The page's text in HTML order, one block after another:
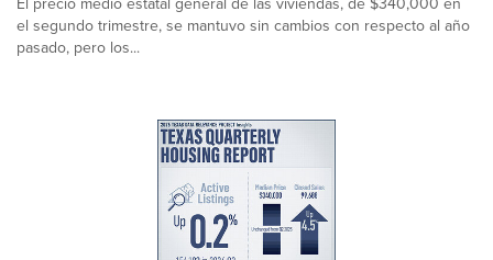
el segundo trimestre, se mantuvo sin cambios con respecto al año
pasado, pero los...